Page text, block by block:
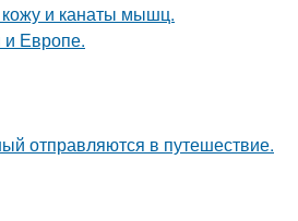
кожу и канаты мышц.
и Европе.
отправляются в путешествие.